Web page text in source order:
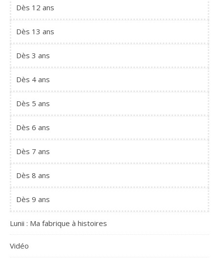
Dès 12 ans
Dès 13 ans
Dès 3 ans
Dès 4 ans
Dès 5 ans
Dès 6 ans
Dès 7 ans
Dès 8 ans
Dès 9 ans
Lunii : Ma fabrique à histoires
Vidéo